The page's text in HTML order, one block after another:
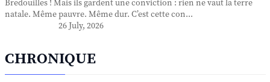
Bredouilles ! Mais ils gardent une conviction : rien ne vaut la terre
natale. Même pauvre. Même dur. C’est cette con...
26 July, 2026
CHRONIQUE